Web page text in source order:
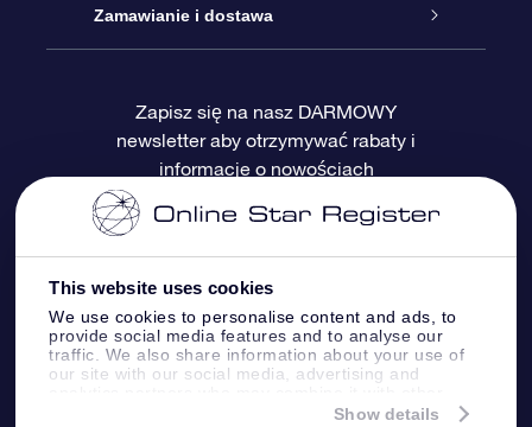
This website uses cookies
We use cookies to personalise content and ads, to
provide social media features and to analyse our
traffic. We also share information about your use of
our site with our social media, advertising and
information that you’ve provided to them or that
Show details
Blog
Recenzje
Pakiet Podarunkowy OSR
Karta podarunkowa OSR
Prezenty firmowe
Rejestr Gwiazd
Sprsonalizowana Strona Gwiazdy
One Million Stars
Gwieździsty Wygaszacz Ekranu OSR
Aplikacja VR „Fly me to the stars”
Zamawianie i dostawa
Metody płatności
Dostawa
Polityka zwrotów
Gwiazdozbiorach
Zapisz się na nasz DARMOWY
newsletter aby otrzymywać rabaty i
informacje o nowościach